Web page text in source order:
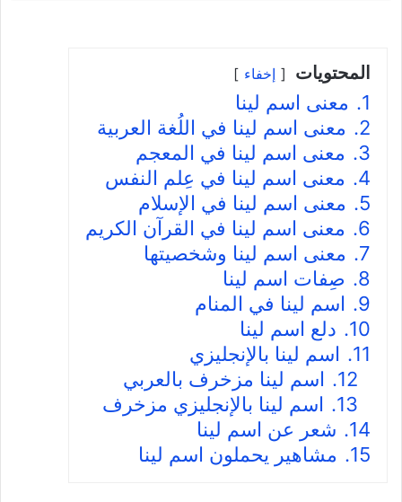
المحتويات إخفاء
1.
معنى اسم لينا
2.
معنى اسم لينا في اللُغة العربية
3.
معنى اسم لينا في المعجم
4.
معنى اسم لينا في عِلم النفس
5.
معنى اسم لينا في الإسلام
6.
معنى اسم لينا في القرآن الكريم
7.
معنى اسم لينا وشخصيتها
8.
صِفات اسم لينا
9.
اسم لينا في المنام
10.
دلع اسم لينا
11.
اسم لينا بالإنجليزي
12.
اسم لينا مزخرف بالعربي
13.
اسم لينا بالإنجليزي مزخرف
14.
شعر عن اسم لينا
15.
مشاهير يحملون اسم لينا